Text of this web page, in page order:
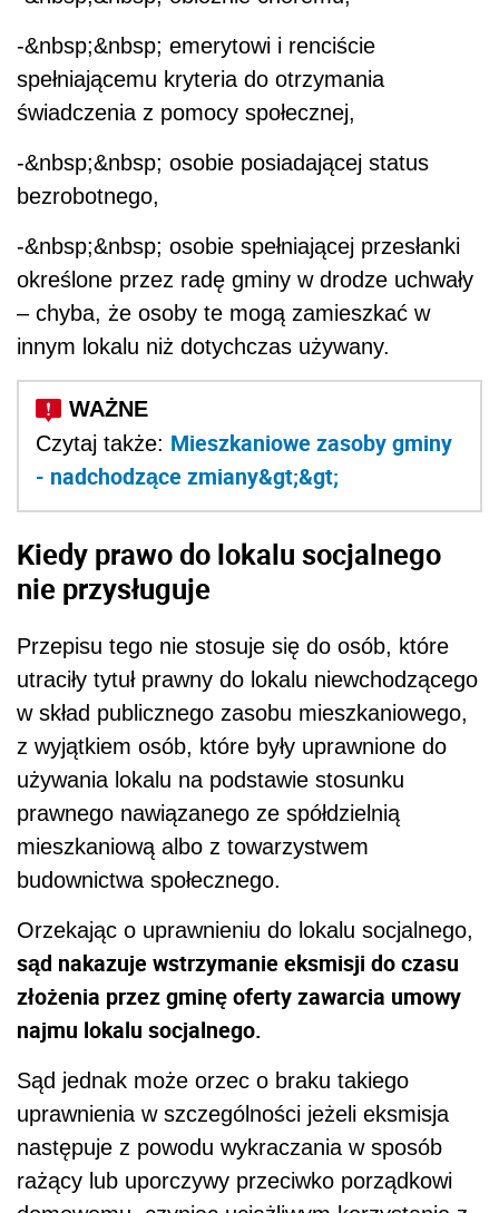
-&nbsp;&nbsp; emerytowi i renciście
spełniającemu kryteria do otrzymania
świadczenia z pomocy społecznej,
-&nbsp;&nbsp; osobie posiadającej status
bezrobotnego,
-&nbsp;&nbsp; osobie spełniającej przesłanki
określone przez radę gminy w drodze uchwały
– chyba, że osoby te mogą zamieszkać w
innym lokalu niż dotychczas używany.
Czytaj także: Mieszkaniowe zasoby gminy
- nadchodzące zmiany&gt;&gt;
Kiedy prawo do lokalu socjalnego
nie przysługuje
Przepisu tego nie stosuje się do osób, które
utraciły tytuł prawny do lokalu niewchodzącego
w skład publicznego zasobu mieszkaniowego,
z wyjątkiem osób, które były uprawnione do
używania lokalu na podstawie stosunku
prawnego nawiązanego ze spółdzielnią
mieszkaniową albo z towarzystwem
budownictwa społecznego.
Orzekając o uprawnieniu do lokalu socjalnego,
sąd nakazuje wstrzymanie eksmisji do czasu
złożenia przez gminę oferty zawarcia umowy
najmu lokalu socjalnego.
Sąd jednak może orzec o braku takiego
uprawnienia w szczególności jeżeli eksmisja
następuje z powodu wykraczania w sposób
rażący lub uporczywy przeciwko porządkowi